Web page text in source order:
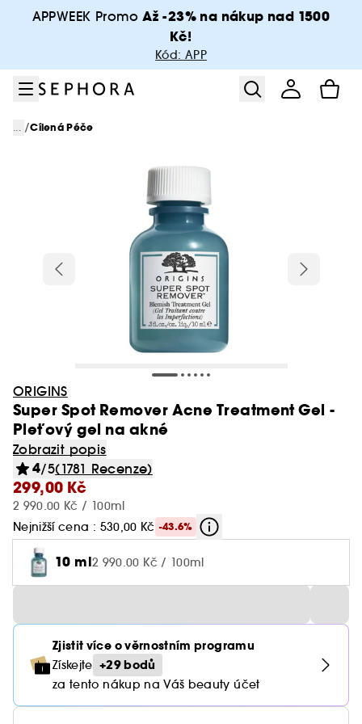
Přejít na hlavní obsah
APPWEEK Promo Až -23% na nákup nad 1500
Kč!
Kód: APP
... /Cílená Péče
ORIGINS
Super Spot Remover Acne Treatment Gel -
Pleťový gel na akné
Zobrazit popis
4/5(1781 Recenze)
299,00 Kč
2 990.00 Kč / 100ml
Nejnižší cena : 530,00 Kč -43.6%
10 ml2 990.00 Kč / 100ml
Zjistit více o věrnostním programu
Získejte +29 bodů
za tento nákup na Váš beauty účet